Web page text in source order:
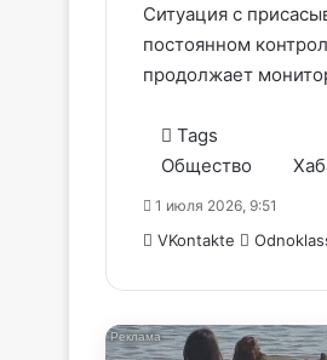
Ситуация с
постоянном
продолжает
Tags
Общество
1 июля 2026, 9:51
VKontakte